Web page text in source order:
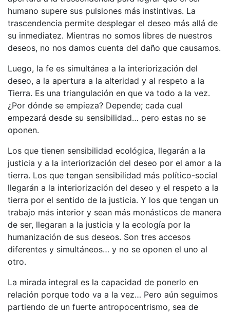
humano supere sus pulsiones más instintivas. La
trascendencia permite desplegar el deseo más allá de
su inmediatez. Mientras no somos libres de nuestros
deseos, no nos damos cuenta del daño que causamos.
Luego, la fe es simultánea a la interiorización del
deseo, a la apertura a la alteridad y al respeto a la
Tierra. Es una triangulación en que va todo a la vez.
¿Por dónde se empieza? Depende; cada cual
empezará desde su sensibilidad… pero estas no se
oponen.
Los que tienen sensibilidad ecológica, llegarán a la
justicia y a la interiorización del deseo por el amor a la
tierra. Los que tengan sensibilidad más político-social
llegarán a la interiorización del deseo y el respeto a la
tierra por el sentido de la justicia. Y los que tengan un
trabajo más interior y sean más monásticos de manera
de ser, llegaran a la justicia y la ecología por la
humanización de sus deseos. Son tres accesos
diferentes y simultáneos… y no se oponen el uno al
otro.
La mirada integral es la capacidad de ponerlo en
relación porque todo va a la vez… Pero aún seguimos
partiendo de un fuerte antropocentrismo, sea de